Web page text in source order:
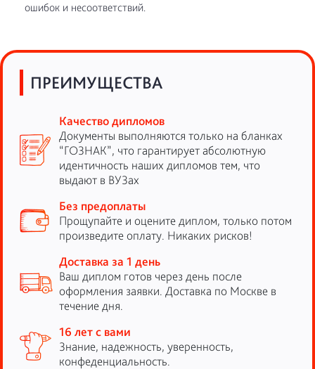
ошибок и несоответствий.
ПРЕИМУЩЕСТВА
Качество дипломов
Документы выполняются только на бланках
“ГОЗНАК”, что гарантирует абсолютную
идентичность наших дипломов тем, что
выдают в ВУЗах
Без предоплаты
Прощупайте и оцените диплом, только потом
произведите оплату. Никаких рисков!
Доставка за 1 день
Ваш диплом готов через день после
оформления заявки. Доставка по Москве в
течение дня.
16 лет с вами
Знание, надежность, уверенность,
конфеденциальность.